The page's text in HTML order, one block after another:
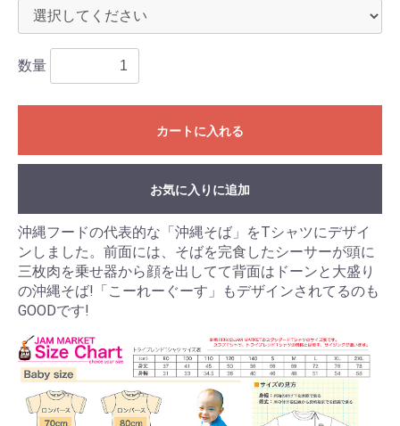
数量
カートに入れる
お気に入りに追加
沖縄フードの代表的な「沖縄そば」をTシャツにデザイ
ンしました。前面には、そばを完食したシーサーが頭に
三枚肉を乗せ器から顔を出してて背面はドーンと大盛り
の沖縄そば!「こーれーぐーす」もデザインされてるのも
GOODです!